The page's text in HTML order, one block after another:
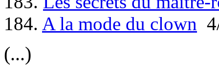
184. A la mode du clown
(...)